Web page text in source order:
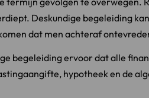
Deskundige begeleiding
dat men achteraf
begeleiding ervoor dat alle
hypotheek en de